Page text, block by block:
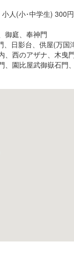
人(小･中学生) 300
御庭、奉神門
日影台、供屋(万国
、西のアザナ、木曳
、園比屋武御嶽石門